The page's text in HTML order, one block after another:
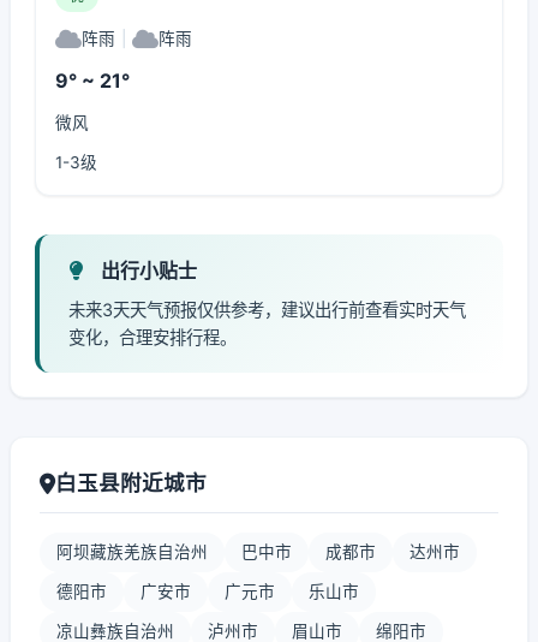
阵雨 阵雨
9° ~ 21°
微风
1-3级
出行小贴士
未来3天天气预报仅供参考，建议出行前查看实时天气
变化，合理安排行程。
白玉县附近城市
阿坝藏族羌族自治州 巴中市 成都市 达州市
德阳市 广安市 广元市 乐山市
凉山彝族自治州 泸州市 眉山市 绵阳市